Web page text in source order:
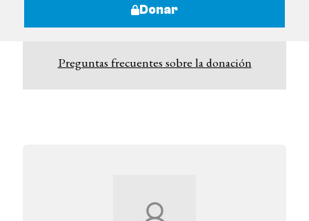
Donar
Preguntas frecuentes sobre la donación